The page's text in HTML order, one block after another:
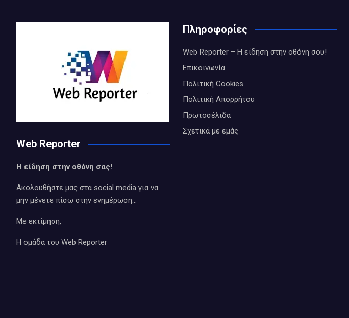
Web Reporter
Η είδηση στην οθόνη σας!
Ακολουθήστε μας στα social media για να
μην μένετε πίσω στην ενημέρωση…
Με εκτίμηση,
Η ομάδα του Web Reporter
Πληροφορίες
Web Reporter – Η είδηση στην οθόνη σου!
Επικοινωνία
Πολιτική Cookies
Πολιτική Απορρήτου
Πρωτοσέλιδα
Σχετικά με εμάς